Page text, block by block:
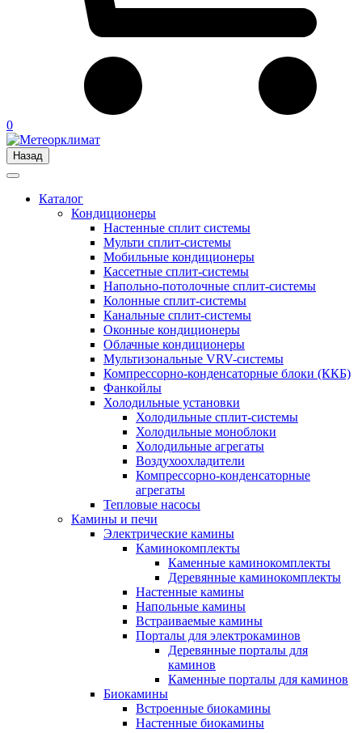
0
Назад
Каталог
Кондиционеры
Настенные сплит системы
Мульти сплит-системы
Мобильные кондиционеры
Кассетные сплит-системы
Напольно-потолочные сплит-системы
Колонные сплит-системы
Канальные сплит-системы
Оконные кондиционеры
Облачные кондиционеры
Мультизональные VRV-системы
Компрессорно-конденсаторные блоки (ККБ)
Фанкойлы
Холодильные установки
Холодильные сплит-системы
Холодильные моноблоки
Холодильные агрегаты
Воздухоохладители
Компрессорно-конденсаторные
агрегаты
Тепловые насосы
Камины и печи
Электрические камины
Каминокомплекты
Каменные каминокомплекты
Деревянные каминокомплекты
Настенные камины
Напольные камины
Встраиваемые камины
Порталы для электрокаминов
Деревянные порталы для
каминов
Каменные порталы для каминов
Биокамины
Встроенные биокамины
Настенные биокамины